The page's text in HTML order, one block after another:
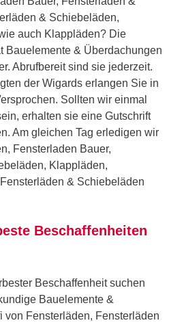
& Schiebeläden,
auch Klappläden? Die
Bauelemente & Überdachungen
Abrufbereit sind sie jederzeit.
der Wigards erlangen Sie in
Sollten wir einmal
erhalten sie eine Gutschrift
Am gleichen Tag erledigen wir
Fensterladen Bauer,
Klappläden,
& Schiebeläden
Beschaffenheiten
Beschaffenheit suchen
Bauelemente &
von Fensterläden, Fensterläden